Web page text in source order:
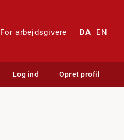
For arbejdsgivere DA EN
Log ind Opret profil